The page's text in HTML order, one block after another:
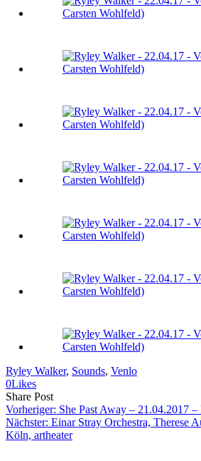
Ryley Walker, Sounds, Venlo
0Likes
Share PostShare
on
Facebook
Copy
URL
to
clipboard
Send
Link
via
eMail
Vorheriger: She Past Away – 21.04.2017 –
Nächster: Einar Stray Orchestra, Therese
Köln, artheater